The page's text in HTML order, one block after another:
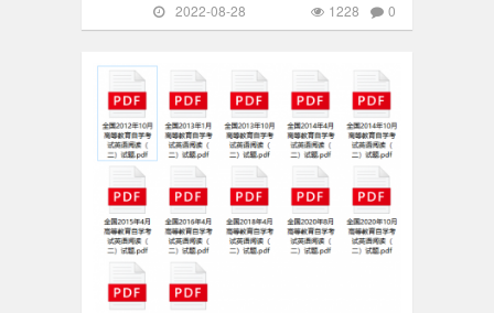
2022-08-28 0
1228
自考真题 270